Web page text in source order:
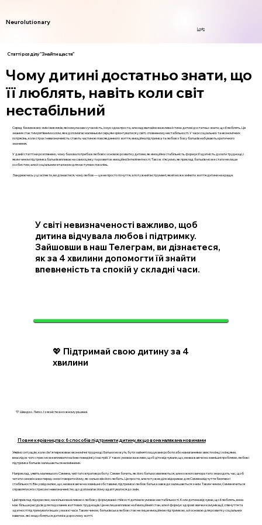
Neurolutionary
Login
Статті розділу "Знайти щастя"
Чому дитині достатньо знати, що
її люблять, навіть коли світ
нестабільний
Серед безмежних змін і викликів, які кинула нам сучасність, існує одна проста, але надзвичайно важлива істина: дитині достатньо знати, що її люблять. Це
знання стає тим рятівним колом, яке допомагає маленьким серцям орієнтуватися у світі, сповненому нестабільності. У часи соціальних та економічних
потрясінь, коли страх і невизначеність стають частиною повсякденного життя, емоційна підтримка та любов з боку батьків набувають критичного
значення.
У даній статті ми розглянемо, чому базова потреба в любові є основою розвитку дитини, як емоційна стабільність формує її здатність долати труднощі, і
яким чином підтримка батьків впливає на самооцінку та розвиток емоційної інтелігентності. Також з’ясуємо, як приклад батьків може стати не лише
особистим, але й соціальним еталоном для наступних поколінь.
Занурюючись у ці аспекти, ви дізнаєтеся, чому любов — це не просто почуття, а потужний інструмент, який може змінити життя дитини на краще.
У світі невизначеності важливо, щоб
дитина відчувала любов і підтримку.
Зайшовши в наш Телеграм, ви дізнаєтеся,
як за 4 хвилини допомогти їй знайти
впевненість та спокій у складні часи.
💖 Підтримай свою дитину за 4
хвилини
💛 Швидко. Легко. І з ясністю в кожному рішенні.
Повне керівництво: 6 способів підтримати дитину, якщо вона налякана новинами
Уявімо ситуацію, коли сім'я переживає економічні труднощі. Батьки можуть бути зайняті пошуками роботи або намаганнями звести кінці з кінцями,
внаслідок чого стрес може впливати на їхню поведінку і настрій. У таких умовах важливо, щоб діти відчували, що, незважаючи на зовнішні проблеми, любов і
підтримка батьків залишаються незмінними.
Наприклад, уявіть маленького Семена, чий тато втратив роботу. Семен бачить, як його батьки хвилюються, але кожного вечора тато знаходить час, щоб
читати синові казки перед сном і говорити йому, як сильно він його любить. Це просте, але потужне діло відкриває для Семена відчуття безпеки і
стабільності. Він усвідомлює, що, незважаючи на зовнішні обставини, підтримка і любов батька завжди залишаються з ним. Таким чином, Семен вчиться
справлятися із стресом і невизначеністю, що допомагає йому адаптуватися до змін.
Цей приклад підкреслює, наскільки важливою є любов у формуванні стійкості дитини в умовах нестабільності. Коли дитина відчуває, що її люблять, вона
має більше ресурсів для подолання життєвих труднощів. Це не лише впливає на її емоційний стан, але й формує здорові звички комунікації, співчуття та
здатності підтримувати інших у важкі часи. Таким чином, батьківська любов стає не лише емоційною підтримкою, а й основою для розвитку соціальних
навичок, які знадобляться дитині в дорослому житті.